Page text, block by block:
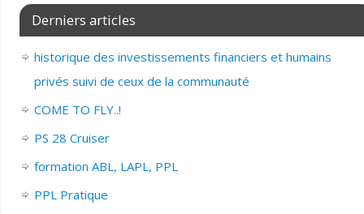
Derniers articles
historique des investissements financiers et humains
privés suivi de ceux de la communauté
COME TO FLY..!
PS 28 Cruiser
formation ABL, LAPL, PPL
PPL Pratique